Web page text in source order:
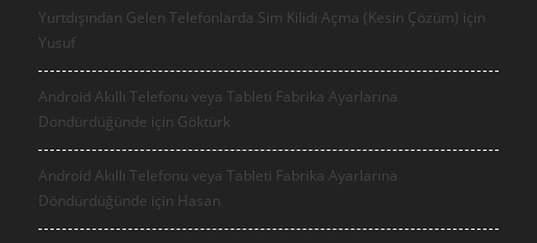
Yurtdışından Gelen Telefonlarda Sim Kilidi Açma (Kesin Çözüm) için
Yusuf
Android Akıllı Telefonu veya Tableti Fabrika Ayarlarına
Döndürdüğünde için Göktürk
Android Akıllı Telefonu veya Tableti Fabrika Ayarlarına
Döndürdüğünde için Hasan